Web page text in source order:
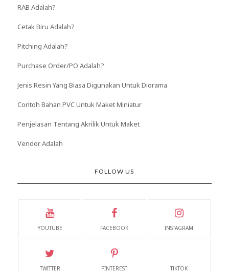
RAB Adalah?
Cetak Biru Adalah?
Pitching Adalah?
Purchase Order/PO Adalah?
Jenis Resin Yang Biasa Digunakan Untuk Diorama
Contoh Bahan PVC Untuk Maket Miniatur
Penjelasan Tentang Akrilik Untuk Maket
Vendor Adalah
FOLLOW US
YOUTUBE FACEBOOK INSTAGRAM
TWITTER PINTEREST TIKTOK